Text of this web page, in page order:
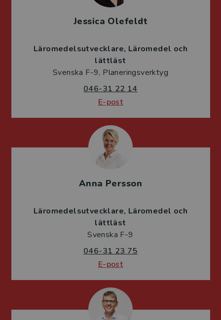
Jessica Olefeldt
Läromedelsutvecklare Läromedel och
lättläst
Svenska F-9, Planeringsverktyg
046-31 22 14
E-post
Anna Persson
Läromedelsutvecklare Läromedel och
lättläst
Svenska F-9
046-31 23 75
E-post